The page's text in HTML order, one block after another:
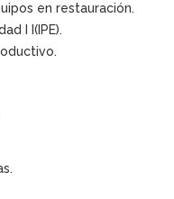
en restauración.
I I(IPE).